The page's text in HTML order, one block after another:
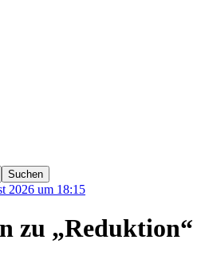
2026 um 18:15
zu „Reduktion“